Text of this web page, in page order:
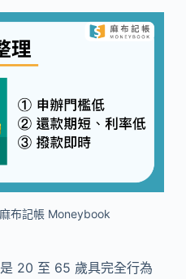
布記帳 Moneybook
20 至 65 歲具完全行為